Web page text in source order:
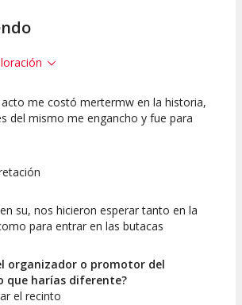
7.5 10
acto me costó mertermw en la historia,
del mismo me engancho y fue para
su, nos hicieron esperar tanto en la
para entrar en las butacas
organizador o promotor del
que harías diferente?
el recinto